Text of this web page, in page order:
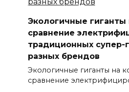
Экологичные гиганты
сравнение
традиционных супер-
разных брендов
Экологичные гиганты на
сравнение